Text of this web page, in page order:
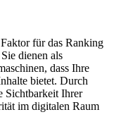
für das Ranking
dienen als
dass Ihre
bietet. Durch
Sichtbarkeit Ihrer
im digitalen Raum